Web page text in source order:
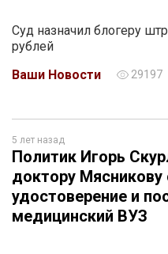
Суд назначил блогеру
рублей
Ваши Новости
29197
5 лет назад
Политик Игорь
доктору
удостоверение и
медицинский ВУЗ